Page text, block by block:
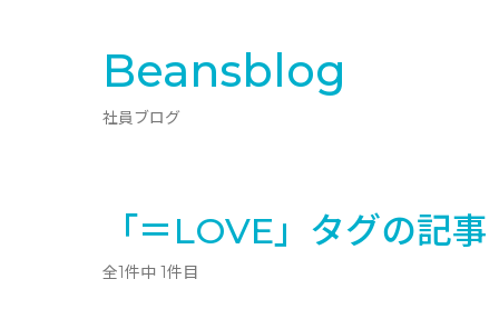
Beansblog
社員ブログ
「＝LOVE」タグの記事
全1件中 1件目